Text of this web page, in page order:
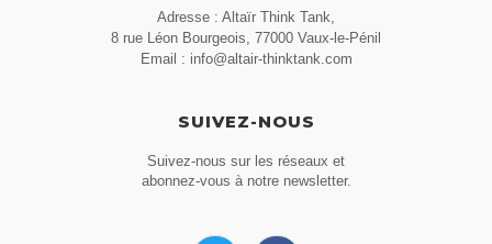
Adresse : Altaïr Think Tank,
8 rue Léon Bourgeois, 77000 Vaux-le-Pénil
Email : info@altair-thinktank.com
SUIVEZ-NOUS
Suivez-nous sur les réseaux et
abonnez-vous à notre newsletter.